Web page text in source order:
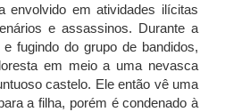
envolvido em atividades ilícitas
e assassinos. Durante a
fugindo do grupo de bandidos,
em meio a uma nevasca
castelo. Ele então vê uma
a filha, porém é condenado à